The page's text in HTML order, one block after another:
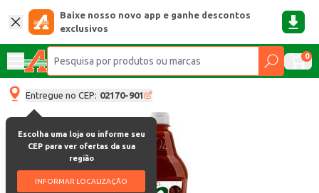
Baixe nosso novo app e ganhe descontos
exclusivos
0
Entregue no CEP: 02170-901
Escolha uma loja ou informe seu
CEP para ver ofertas da sua
região
INFORMAR LOCALIZAÇÃO